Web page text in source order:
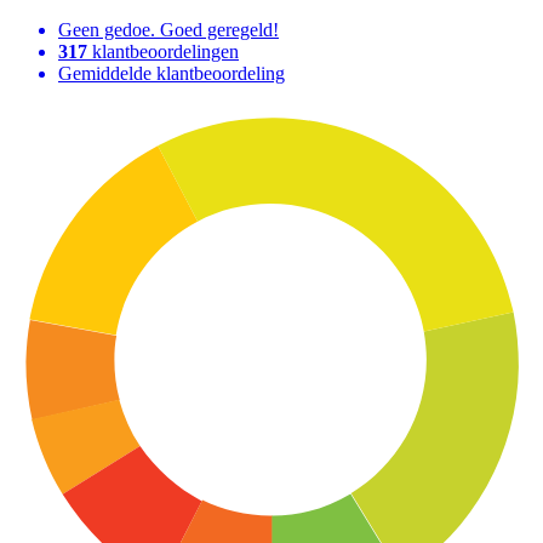
Geen gedoe. Goed geregeld!
317 klantbeoordelingen
Gemiddelde klantbeoordeling